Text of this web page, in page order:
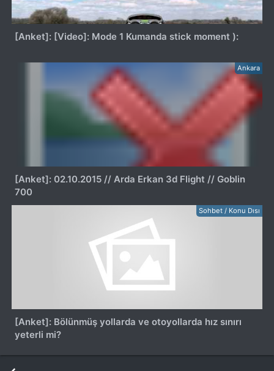
[Anket]: [Video]: Mode 1 Kumanda stick moment ):
Ankara
[Anket]: 02.10.2015 // Arda Erkan 3d Flight // Goblin
700
Sohbet / Konu Dısı
[Anket]: Bölünmüş yollarda ve otoyollarda hız sınırı
yeterli mi?